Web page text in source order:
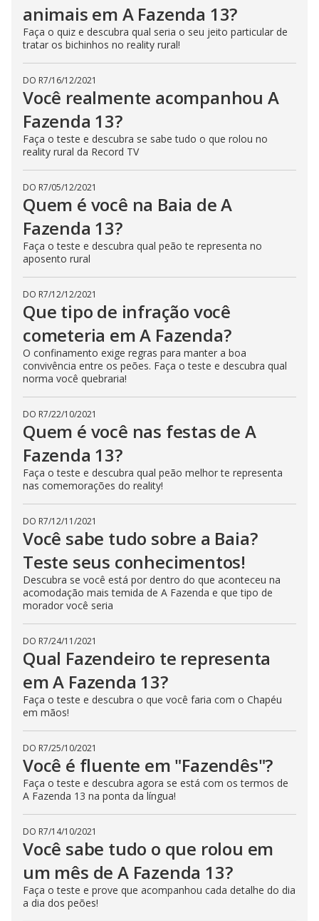
animais em A Fazenda 13?
Faça o quiz e descubra qual seria o seu jeito particular de
tratar os bichinhos no reality rural!
DO R7/16/12/2021
Você realmente acompanhou A
Fazenda 13?
Faça o teste e descubra se sabe tudo o que rolou no
reality rural da Record TV
DO R7/05/12/2021
Quem é você na Baia de A
Fazenda 13?
Faça o teste e descubra qual peão te representa no
aposento rural
DO R7/12/12/2021
Que tipo de infração você
cometeria em A Fazenda?
O confinamento exige regras para manter a boa
convivência entre os peões. Faça o teste e descubra qual
norma você quebraria!
DO R7/22/10/2021
Quem é você nas festas de A
Fazenda 13?
Faça o teste e descubra qual peão melhor te representa
nas comemorações do reality!
DO R7/12/11/2021
Você sabe tudo sobre a Baia?
Teste seus conhecimentos!
Descubra se você está por dentro do que aconteceu na
acomodação mais temida de A Fazenda e que tipo de
morador você seria
DO R7/24/11/2021
Qual Fazendeiro te representa
em A Fazenda 13?
Faça o teste e descubra o que você faria com o Chapéu
em mãos!
DO R7/25/10/2021
Você é fluente em "Fazendês"?
Faça o teste e descubra agora se está com os termos de
A Fazenda 13 na ponta da língua!
DO R7/14/10/2021
Você sabe tudo o que rolou em
um mês de A Fazenda 13?
Faça o teste e prove que acompanhou cada detalhe do dia
a dia dos peões!